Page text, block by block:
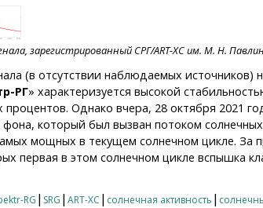
зарегистрированный СРГ/ART-XC им. М. Н.
(в отсутствии наблюдаемых источников)
РГ» характеризуется высокой
процентов. Однако вчера, 28 октября 2021
который был вызван потоком
мощных в текущем солнечном цикле. За
первая в этом солнечном цикле вспышка
RG | SRG | ART-XC | солнечная активность |